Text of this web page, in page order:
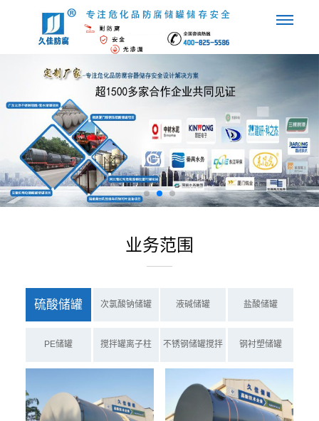
业务范围
硫酸储罐 次氯酸钠储罐 液碱储罐 盐酸储罐
PE储罐 搅拌罐离子柱 不锈钢储罐搅拌 钢衬塑储罐